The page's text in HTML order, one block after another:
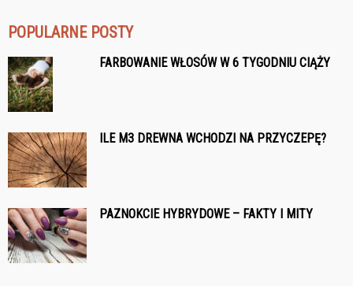
POPULARNE POSTY
FARBOWANIE WŁOSÓW W 6 TYGODNIU CIĄŻY
ILE M3 DREWNA WCHODZI NA PRZYCZEPĘ?
PAZNOKCIE HYBRYDOWE – FAKTY I MITY